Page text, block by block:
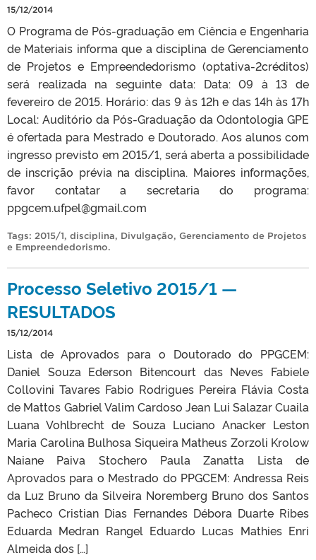
15/12/2014
O Programa de Pós-graduação em Ciência e Engenharia
de Materiais informa que a disciplina de Gerenciamento
de Projetos e Empreendedorismo (optativa-2créditos)
será realizada na seguinte data: Data: 09 à 13 de
fevereiro de 2015. Horário: das 9 às 12h e das 14h às 17h
Local: Auditório da Pós-Graduação da Odontologia GPE
é ofertada para Mestrado e Doutorado. Aos alunos com
ingresso previsto em 2015/1, será aberta a possibilidade
de inscrição prévia na disciplina. Maiores informações,
favor contatar a secretaria do programa:
ppgcem.ufpel@gmail.com
Tags: 2015/1, disciplina, Divulgação, Gerenciamento de Projetos
e Empreendedorismo.
Processo Seletivo 2015/1 —
RESULTADOS
15/12/2014
Lista de Aprovados para o Doutorado do PPGCEM:
Daniel Souza Ederson Bitencourt das Neves Fabiele
Collovini Tavares Fabio Rodrigues Pereira Flávia Costa
de Mattos Gabriel Valim Cardoso Jean Lui Salazar Cuaila
Luana Vohlbrecht de Souza Luciano Anacker Leston
Maria Carolina Bulhosa Siqueira Matheus Zorzoli Krolow
Naiane Paiva Stochero Paula Zanatta Lista de
Aprovados para o Mestrado do PPGCEM: Andressa Reis
da Luz Bruno da Silveira Noremberg Bruno dos Santos
Pacheco Cristian Dias Fernandes Débora Duarte Ribes
Eduarda Medran Rangel Eduardo Lucas Mathies Enri
Almeida dos […]